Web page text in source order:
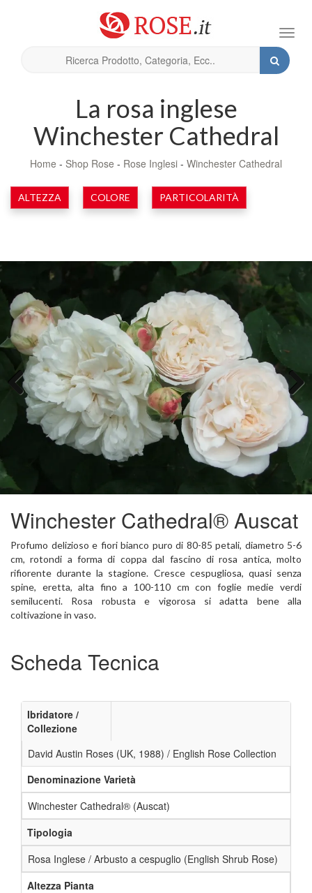
La rosa inglese
Winchester Cathedral
Home - Shop Rose - Rose Inglesi - Winchester Cathedral
ALTEZZA COLORE PARTICOLARITÀ
Previous Next
Winchester Cathedral® Auscat
Profumo delizioso e fiori bianco puro di 80-85 petali, diametro 5-6
cm, rotondi a forma di coppa dal fascino di rosa antica, molto
rifiorente durante la stagione. Cresce cespugliosa, quasi senza
spine, eretta, alta fino a 100-110 cm con foglie medie verdi
semilucenti. Rosa robusta e vigorosa si adatta bene alla
coltivazione in vaso.
Scheda Tecnica
Ibridatore /
Collezione
David Austin Roses (UK, 1988) / English Rose Collection
Denominazione Varietà
Winchester Cathedral® (Auscat)
Tipologia
Rosa Inglese / Arbusto a cespuglio (English Shrub Rose)
Altezza Pianta